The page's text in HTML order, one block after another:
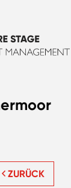
ZURÜCK